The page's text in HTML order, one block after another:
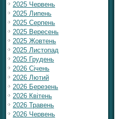
2025 Червень
2025 Липень
2025 Серпень
2025 Вересень
2025 Жовтень
2025 Листопад
2025 Грудень
2026 Січень
2026 Лютий
2026 Березень
2026 Квітень
2026 Травень
2026 Червень